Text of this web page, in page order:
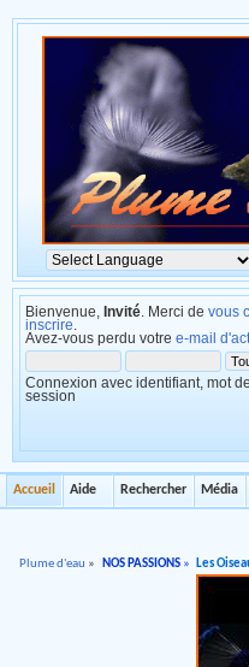
Bienvenue, Invité . Merci de vous
inscrire
Avez-vous perdu votre e-mail
Connexion avec identifiant, mot
session
Accueil Aide Rechercher Média
Plume d'eau » NOS PASSIONS» Les